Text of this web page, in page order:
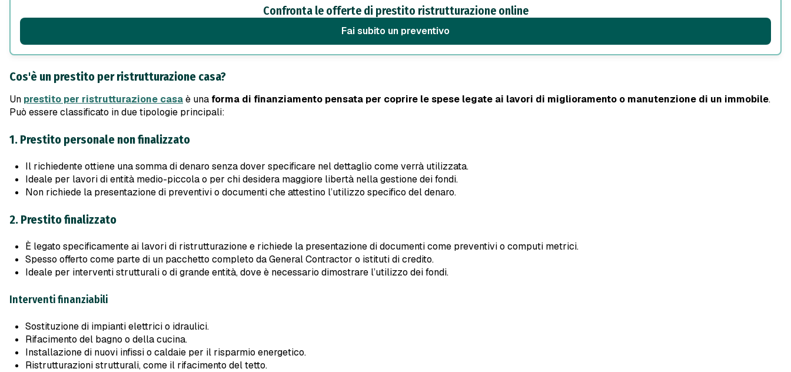
Confronta le offerte di prestito ristrutturazione online
fai subito un preventivo
Cos'è un prestito per ristrutturazione casa?
Un prestito per ristrutturazione casaè una forma di finanziamento pensata per coprire le spese legate ai lavori di miglioramento o manutenzione di un immobile.
Può essere classificato in due tipologie principali:
1. Prestito personale non finalizzato
Il richiedente ottiene una somma di denaro senza dover specificare nel dettaglio come verrà utilizzata.
Ideale per lavori di entità medio-piccola o per chi desidera maggiore libertà nella gestione dei fondi.
Non richiede la presentazione di preventivi o documenti che attestino l’utilizzo specifico del denaro.
2. Prestito finalizzato
È legato specificamente ai lavori di ristrutturazione e richiede la presentazione di documenti come preventivi o computi metrici.
Spesso offerto come parte di un pacchetto completo da General Contractor o istituti di credito.
Ideale per interventi strutturali o di grande entità, dove è necessario dimostrare l’utilizzo dei fondi.
Interventi finanziabili
Sostituzione di impianti elettrici o idraulici.
Rifacimento del bagno o della cucina.
Installazione di nuovi infissi o caldaie per il risparmio energetico.
Ristrutturazioni strutturali, come il rifacimento del tetto.